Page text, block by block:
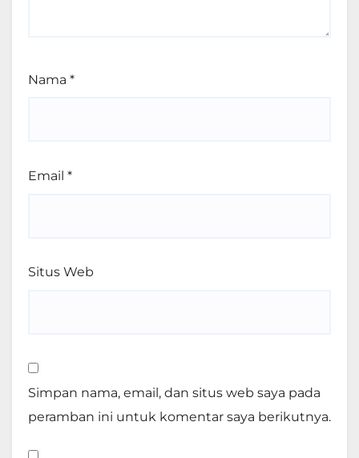
Nama *
Email *
Situs Web
Simpan nama, email, dan situs web saya pada
peramban ini untuk komentar saya berikutnya.